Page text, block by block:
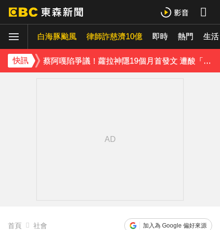
白海豚颱風 律師詐慈濟10億 即時 熱門 生活
快訊
女星告別9年演藝圈！轉行當計程車司機 曝收入：比演員賺更多
首頁 社會 加入為 Google 偏好來源